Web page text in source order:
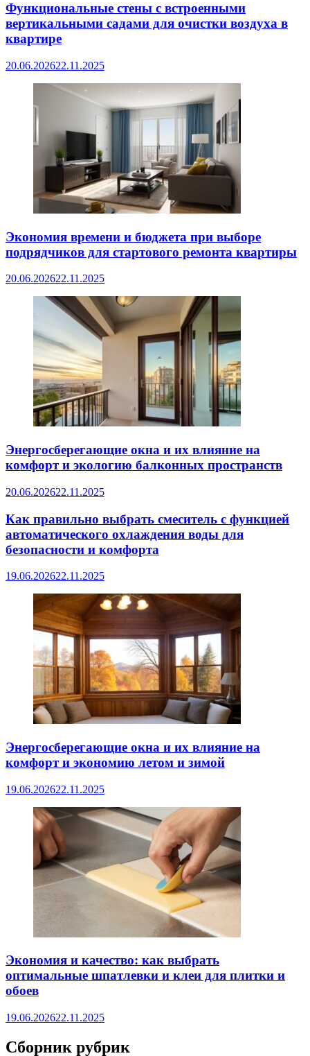
Функциональные стены с встроенными
вертикальными садами для очистки воздуха в
квартире
20.06.202622.11.2025
Экономия времени и бюджета при выборе
подрядчиков для стартового ремонта квартиры
20.06.202622.11.2025
Энергосберегающие окна и их влияние на
комфорт и экологию балконных пространств
20.06.202622.11.2025
Как правильно выбрать смеситель с функцией
автоматического охлаждения воды для
безопасности и комфорта
19.06.202622.11.2025
Энергосберегающие окна и их влияние на
комфорт и экономию летом и зимой
19.06.202622.11.2025
Экономия и качество: как выбрать
оптимальные шпатлевки и клеи для плитки и
обоев
19.06.202622.11.2025
Сборник рубрик